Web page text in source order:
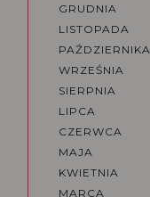
GRUDNIA
LISTOPADA
PAŹDZIERNIKA
WRZEŚNIA
SIERPNIA
LIPCA
CZERWCA
MAJA
KWIETNIA
MARCA